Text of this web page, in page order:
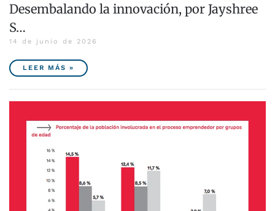
Desembalando la innovación, por Jayshree
S…
14 de junio de 2026
LEER MÁS »